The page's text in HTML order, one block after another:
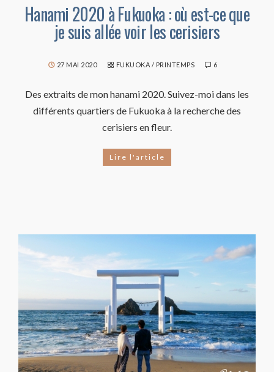
Hanami 2020 à Fukuoka : où est-ce que
je suis allée voir les cerisiers
27 MAI 2020 FUKUOKA / PRINTEMPS 6
Des extraits de mon hanami 2020. Suivez-moi dans les
différents quartiers de Fukuoka à la recherche des
cerisiers en fleur.
Lire l'article